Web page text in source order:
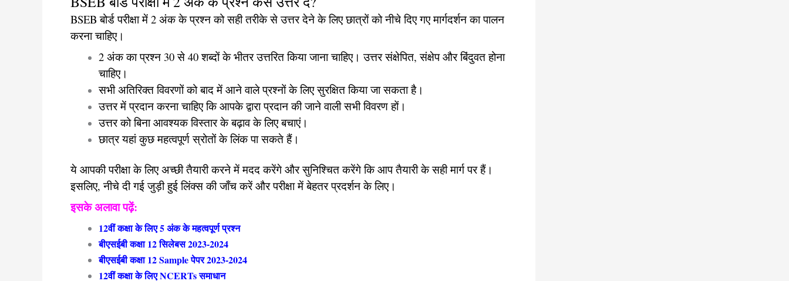
BSEB बोर्ड परीक्षा में 2 अंक के प्रश्न को सही तरीके से उत्तर देने के लिए छात्रों को नीचे दिए गए मार्गदर्शन का पालन
करना चाहिए।
2 अंक का प्रश्न 30 से 40 शब्दों के भीतर उत्तरित किया जाना चाहिए। उत्तर संक्षेपित, संक्षेप और बिंदुवत होना
चाहिए।
सभी अतिरिक्त विवरणों को बाद में आने वाले प्रश्नों के लिए सुरक्षित किया जा सकता है।
उत्तर में प्रदान करना चाहिए कि आपके द्वारा प्रदान की जाने वाली सभी विवरण हों।
उत्तर को बिना आवश्यक विस्तार के बढ़ाव के लिए बचाएं।
छात्र यहां कुछ महत्वपूर्ण स्रोतों के लिंक पा सकते हैं।
ये आपकी परीक्षा के लिए अच्छी तैयारी करने में मदद करेंगे और सुनिश्चित करेंगे कि आप तैयारी के सही मार्ग पर हैं।
इसलिए, नीचे दी गई जुड़ी हुई लिंक्स की जाँच करें और परीक्षा में बेहतर प्रदर्शन के लिए।
इसके अलावा पढ़ें:
12वीं कक्षा के लिए 5 अंक के महत्वपूर्ण प्रश्न
बीएसईबी कक्षा 12 सिलेबस 2023-2024
बीएसईबी कक्षा 12 Sample पेपर 2023-2024
12वीं कक्षा के लिए NCERTs समाधान